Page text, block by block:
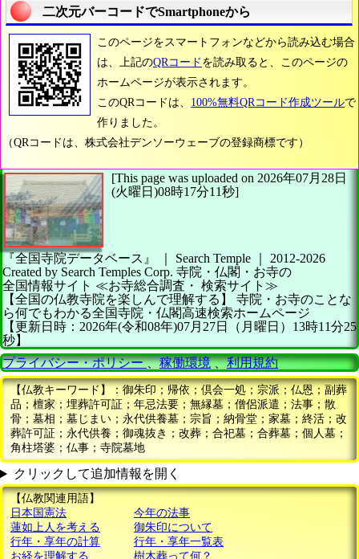
二次元バーコードでSmartphoneから
このページをスマートフォンなどから読み込む場合
は、上記のQRコード を読み取ると、このページの
ホームページが表示されます。
このQRコードは、 100%無料QRコード作成ツールで
作りました。
（QRコードは、株式会社デンソーウェーブの登録商標です）
[This page was uploaded on 2026年07月28日
(火曜日)08時17分11秒]
『全国寺院データベース』 ｜ Search Temple
2012-2026
Created by Search Temples Corp. 寺院・仏閣・お寺の
全国情報サイト ≪お寺総合調査・ 検索サイト≫
【全国の仏教寺院を楽しんで理解する】
寺院・お寺のことな
ら何でもわかる全国寺院・仏閣高速検索ホームページ
【更新日時：2026年(令和08年)07月27日（月曜日）13時11分25
秒】
プライバシー・ポリシー、稼働環境、利用規約
【仏教キーワード】：御朱印；帰依；倶会一処；宗派；仏恩；副葬
品；檀家；埋葬許可証；年忌法要；無縁墓；僧侶派遣；法事；散
骨；墓相；墓じまい；永代供養墓；宗旨；納骨堂；家墓；終活；改
葬許可証；永代供養；御魂抜き；改葬；合祀墓；合葬墓；個人墓；
角柱塔婆；仏事；寺院墓地
クリックして追加情報を開く
【仏教関連用語】
日本国憲法
今年の法事
蓮如上人を考える
御朱印について
行年・享年の計算
行年・享年一覧表
お経を理解する
樹木葬って何？